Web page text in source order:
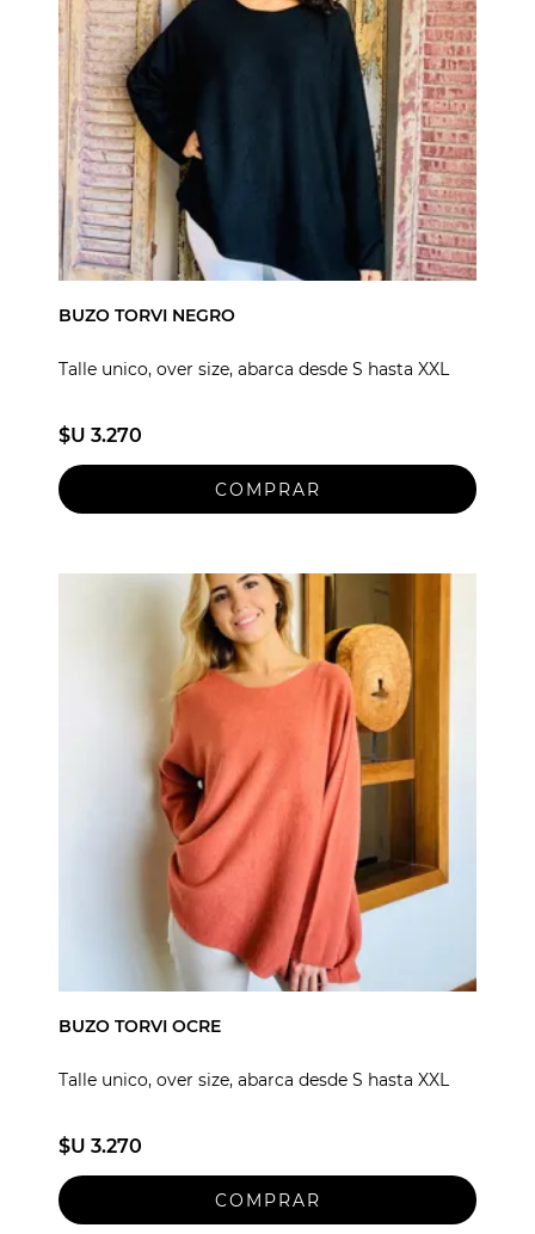
BUZO TORVI NEGRO
Talle unico, over size, abarca desde S hasta XXL
$U 3.270
BUZO TORVI OCRE
Talle unico, over size, abarca desde S hasta XXL
$U 3.270